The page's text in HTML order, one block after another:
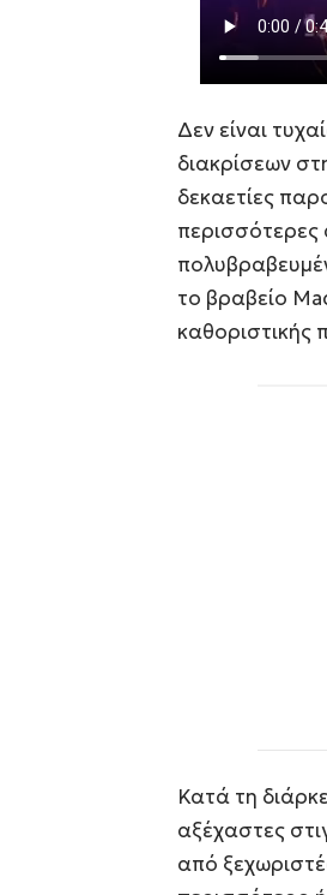
Δεν είναι
διακρίσεων
δεκαετίες
περισσότερες
το βραβείο
καθοριστικής
Κατά τη
αξέχαστες
από